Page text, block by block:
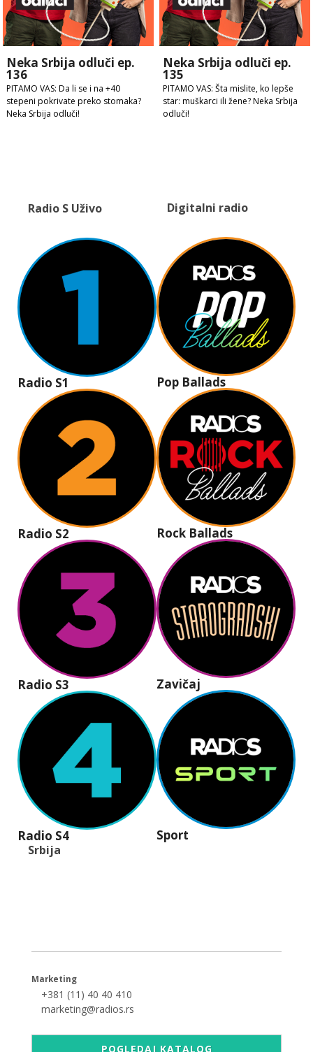
Neka Srbija odluči ep.
136
PITAMO VAS: Da li se i na +40
stepeni pokrivate preko stomaka?
Neka Srbija odluči!
Neka Srbija odluči ep.
135
PITAMO VAS: Šta mislite, ko lepše
star: muškarci ili žene? Neka Srbija
odluči!
Radio S Uživo
Radio S1
Radio S2
Radio S3
Radio S4
Digitalni radio
Pop Ballads
Rock Ballads
Zavičaj
Sport
Srbija
Marketing
+381 (11) 40 40 410
marketing@radios.rs
POGLEDAJ KATALOG